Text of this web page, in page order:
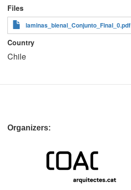
Files
laminas_bienal_Conjunto_Final_0.pdf
Country
Chile
Organizers: